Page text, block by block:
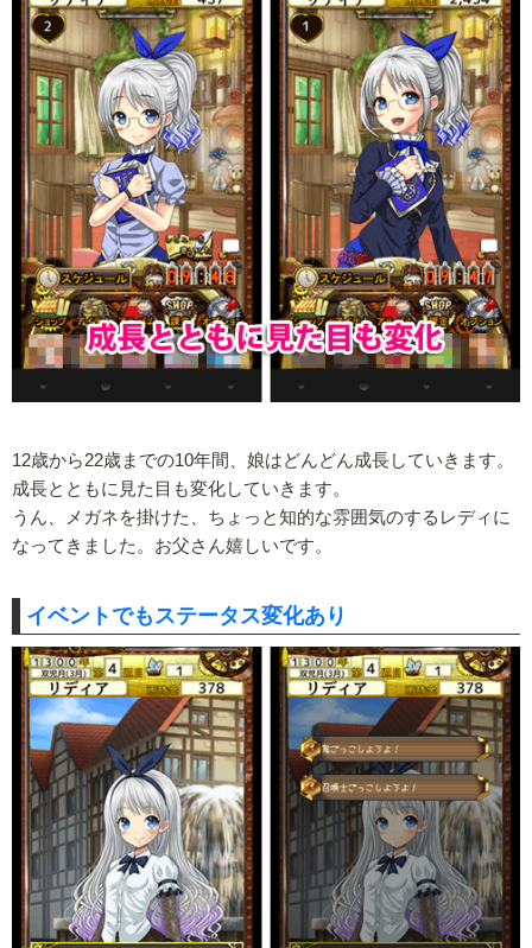
12歳から22歳までの10年間、娘はどんどん成長していきます。
成長とともに見た目も変化していきます。
うん、メガネを掛けた、ちょっと知的な雰囲気のするレディに
なってきました。お父さん嬉しいです。
イベントでもステータス変化あり